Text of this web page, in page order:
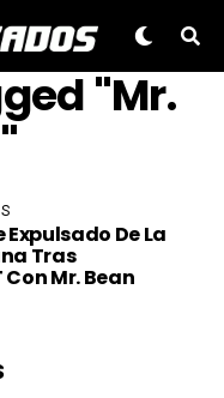
"Mr.
De La
Tras
Mr. Bean